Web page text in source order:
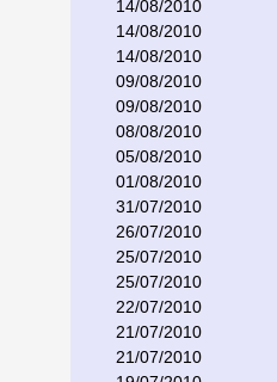
14/08/2010
14/08/2010
14/08/2010
09/08/2010
09/08/2010
08/08/2010
05/08/2010
01/08/2010
31/07/2010
26/07/2010
25/07/2010
25/07/2010
22/07/2010
21/07/2010
21/07/2010